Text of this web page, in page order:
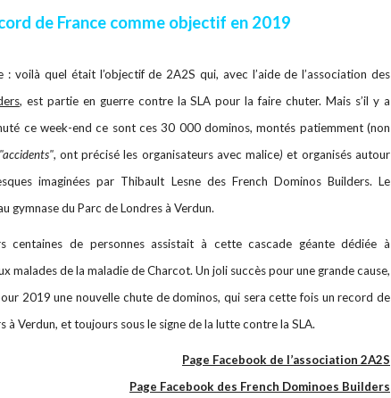
de France comme objectif en 2019
: voilà quel était l’objectif de 2A2S qui, avec l’aide de l’association des
, est partie en guerre contre la SLA pour la faire chuter. Mais s’il y a
ce week-end ce sont ces 30 000 dominos, montés patiemment (non
"accidents", ont précisé les organisateurs avec malice) et organisés autour
imaginées par Thibault Lesne des French Dominos Builders. Le
gymnase du Parc de Londres à Verdun.
centaines de personnes assistait à cette cascade géante dédiée à
malades de la maladie de Charcot. Un joli succès pour une grande cause,
2019 une nouvelle chute de dominos, qui sera cette fois un record de
à Verdun, et toujours sous le signe de la lutte contre la SLA.
Page Facebook de l’association 2A2S
Page Facebook des French Dominoes Builders